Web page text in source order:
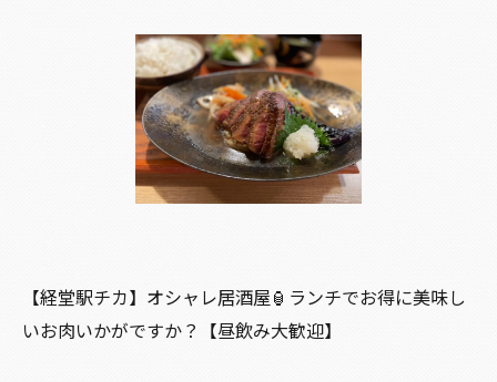
【経堂駅チカ】オシャレ居酒屋🏮ランチでお得に美味し
いお肉いかがですか？【昼飲み大歓迎】